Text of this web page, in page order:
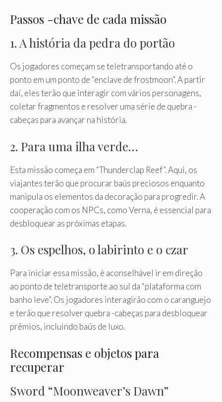
Passos -chave de cada missão
1. A história da pedra do portão
Os jogadores começam se teletransportando até o
ponto em um ponto de “enclave de frostmoon”. A partir
daí, eles terão que interagir com vários personagens,
coletar fragmentos e resolver uma série de quebra -
cabeças para avançar na história.
2. Para uma ilha verde…
Esta missão começa em “Thunderclap Reef”. Aqui, os
viajantes terão que procurar baús preciosos enquanto
manipula os elementos da decoração para progredir. A
cooperação com os NPCs, como Verna, é essencial para
desbloquear as próximas etapas.
3. Os espelhos, o labirinto e o czar
Para iniciar essa missão, é aconselhável ir em direção
ao ponto de teletransporte ao sul da “plataforma com
banho leve”. Os jogadores interagirão com o caranguejo
e terão que resolver quebra -cabeças para desbloquear
prêmios, incluindo baús de luxo.
Recompensas e objetos para
recuperar
Sword “Moonweaver’s Dawn”